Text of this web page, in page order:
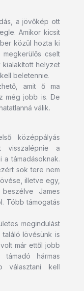
a jövőkép ott
Amikor kicsit
közül hozta ki
cselt
kialakított helyzet
beletennie.
amit ő ma
még jobb is. De
válik.
középpályás
visszalépnie a
támadásoknak.
sok tere nem
illetve egy,
James
Több támogatás
megindulást
lövésünk is
már ettől jobb
hármas
választani kell